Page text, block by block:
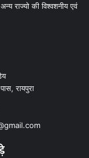
राज्यो की विश्वशनीय एवं
रायपुरा